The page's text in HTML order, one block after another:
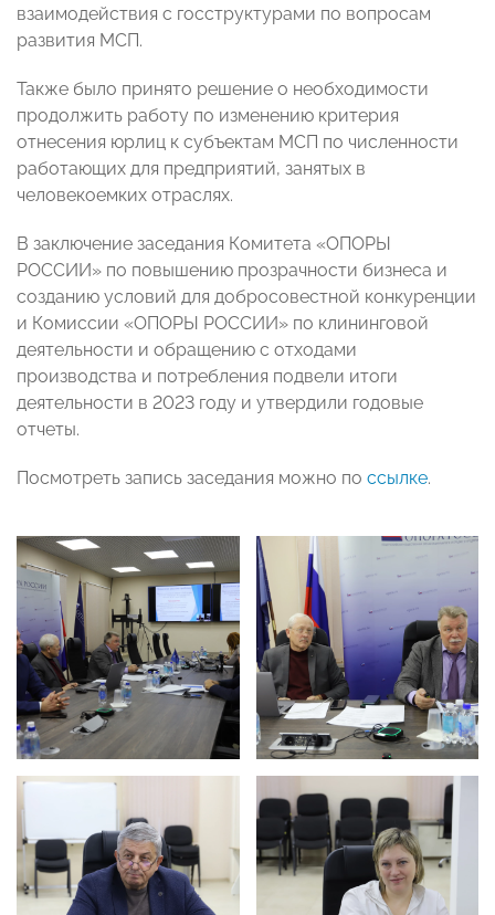
взаимодействия с госструктурами по вопросам
развития МСП.
Также было принято решение о необходимости
продолжить работу по изменению критерия
отнесения юрлиц к субъектам МСП по численности
работающих для предприятий, занятых в
человекоемких отраслях.
В заключение заседания Комитета «ОПОРЫ
РОССИИ» по повышению прозрачности бизнеса и
созданию условий для добросовестной конкуренции
и Комиссии «ОПОРЫ РОССИИ» по клининговой
деятельности и обращению с отходами
производства и потребления подвели итоги
деятельности в 2023 году и утвердили годовые
отчеты.
Посмотреть запись заседания можно по ссылке.